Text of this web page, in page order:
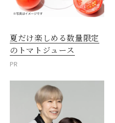
夏だけ楽しめる数量限定
のトマトジュース
PR